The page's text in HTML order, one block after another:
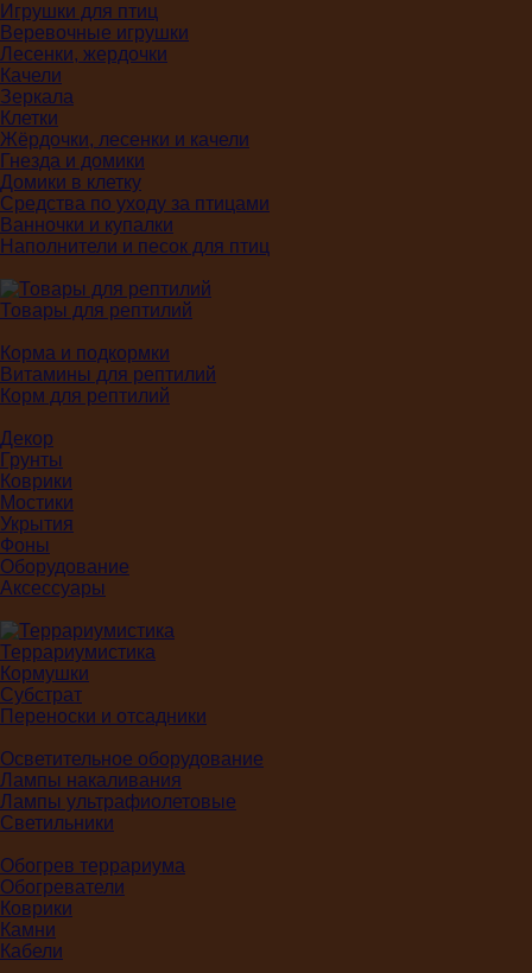
Игрушки для птиц
Веревочные игрушки
Лесенки, жердочки
Качели
Зеркала
Клетки
Жёрдочки, лесенки и качели
Гнезда и домики
Домики в клетку
Средства по уходу за птицами
Ванночки и купалки
Наполнители и песок для птиц
Товары для рептилий
Корма и подкормки
Витамины для рептилий
Корм для рептилий
Декор
Грунты
Коврики
Мостики
Укрытия
Фоны
Оборудование
Аксессуары
Террариумистика
Кормушки
Субстрат
Переноски и отсадники
Осветительное оборудование
Лампы накаливания
Лампы ультрафиолетовые
Светильники
Обогрев террариума
Обогреватели
Коврики
Камни
Кабели